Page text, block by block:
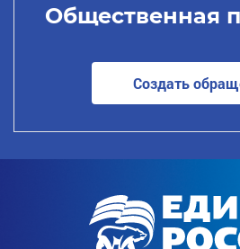
Общественная
Создать